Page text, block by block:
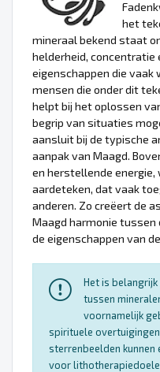
het
mineraal bekend staat
helderheid, concentratie
eigenschappen die vaak
mensen die onder dit
helpt bij het oplossen
begrip van situaties
aansluit bij de typische
aanpak van Maagd.
en herstellende
aardeteken, dat vaak
anderen. Zo creëert de
Maagd harmonie tussen
de eigenschappen van
Het is
tussen
voornamelijk
spirituele
sterrenbeelden kunnen
voor